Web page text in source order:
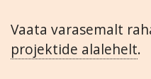
Vaata varasemalt
projektide alalehelt.